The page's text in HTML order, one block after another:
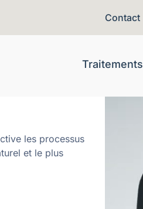
Contact
Traitements
les processus
et le plus